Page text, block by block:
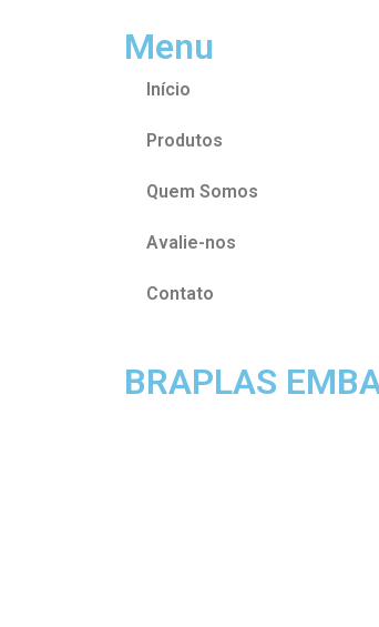
Menu
Início
Produtos
Quem Somos
Avalie-nos
Contato
BRAPLAS